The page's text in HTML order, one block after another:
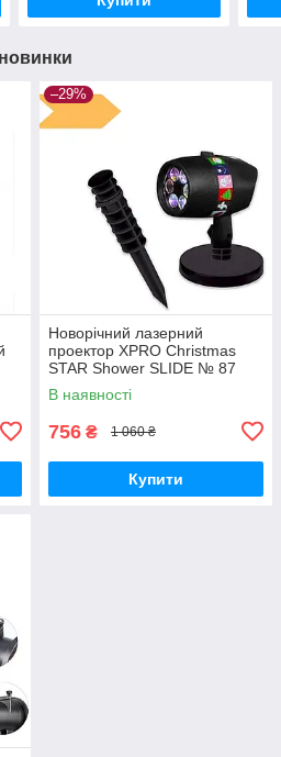
–29%
Новорічний лазерний
проектор XPRO Christmas
STAR Shower SLIDE № 87
чорный (GR- 62_309)
В наявності
756 ₴ 1 060 ₴
Купити